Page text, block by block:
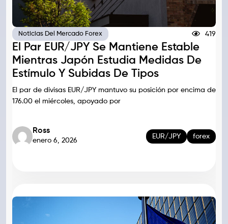
Noticias Del Mercado Forex 419
El Par EUR/JPY Se Mantiene Estable
Mientras Japón Estudia Medidas De
Estímulo Y Subidas De Tipos
El par de divisas EUR/JPY mantuvo su posición por encima de
176.00 el miércoles, apoyado por
Ross
enero 6, 2026
EUR/JPY forex